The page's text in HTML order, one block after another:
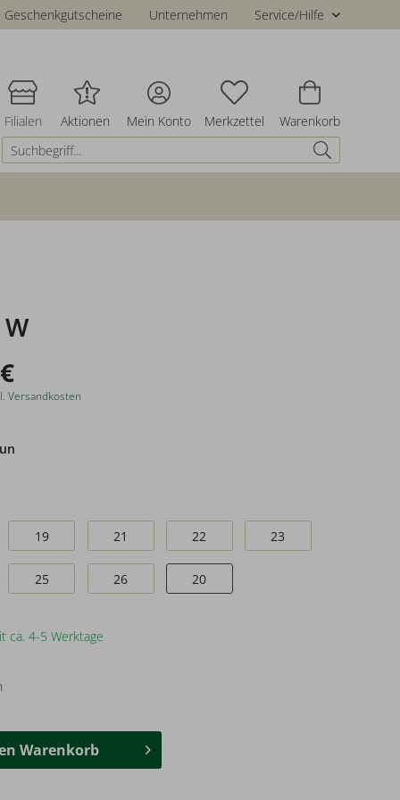
Geschenkgutscheine Unternehmen Service/Hilfe
Filialen Aktionen Mein Konto Merkzettel Warenkorb
W
Versandkosten
19 21 22 23
25 26 20
ca. 4-5 Werktage
Warenkorb